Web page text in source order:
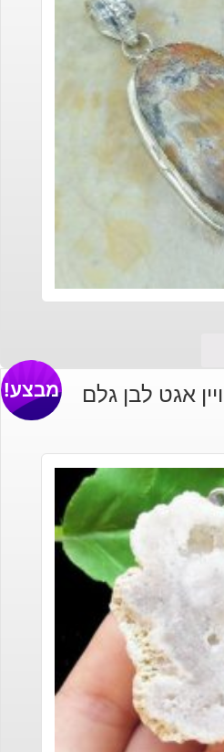
אגט לבן גלם מבצע!